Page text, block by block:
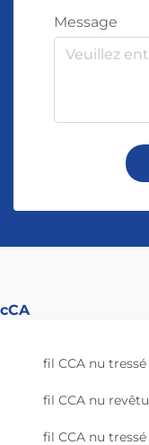
Message
cCA
fil CCA nu tressé
fil CCA nu revêtu
fil CCA nu tressé